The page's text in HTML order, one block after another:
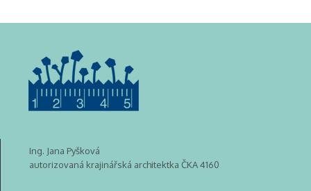
Ing. Jana Pyšková
autorizovaná krajinářská architektka ČKA 4160